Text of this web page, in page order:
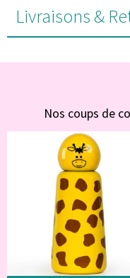
Livraisons &
Nos coups de